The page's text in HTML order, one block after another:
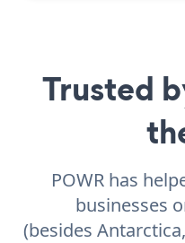
Trusted
POWR has
businesses
(besides